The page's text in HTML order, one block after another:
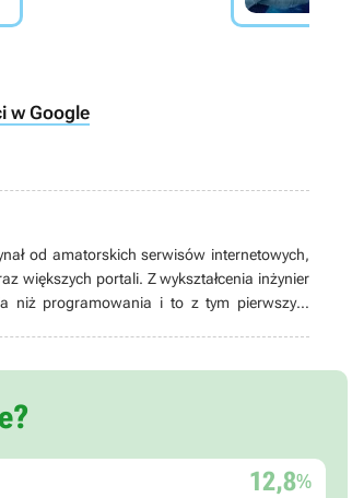
w Google
od amatorskich serwisów internetowych,
większych portali. Z wykształcenia inżynier
niż programowania i to z tym pierwszym
gra, jaka kiedykolwiek powstała.
12,8%